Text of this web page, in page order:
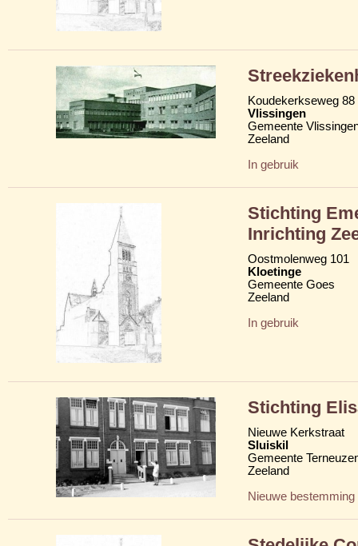
Koudekerkseweg 88
Vlissingen
Gemeente
Zeeland
In gebruik
Stichting
Inrichting
Oostmolenweg 101
Kloetinge
Gemeente Goes
Zeeland
In gebruik
Stichting
Nieuwe Kerkstraat
Sluiskil
Gemeente
Zeeland
Nieuwe bestemming